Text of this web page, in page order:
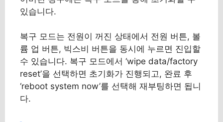
있습니다.
복구 모드는 전원이 꺼진 상태에서 전원 버튼, 볼
륨 업 버튼, 빅스비 버튼을 동시에 누르면 진입할
수 있습니다. 복구 모드에서 ‘wipe data/factory
reset’을 선택하면 초기화가 진행되고, 완료 후
‘reboot system now’를 선택해 재부팅하면 됩니
다.